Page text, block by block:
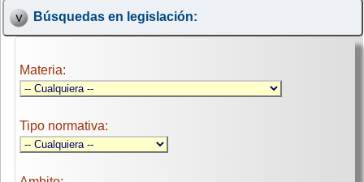
Búsquedas en legislación:
Materia:
Tipo normativa: